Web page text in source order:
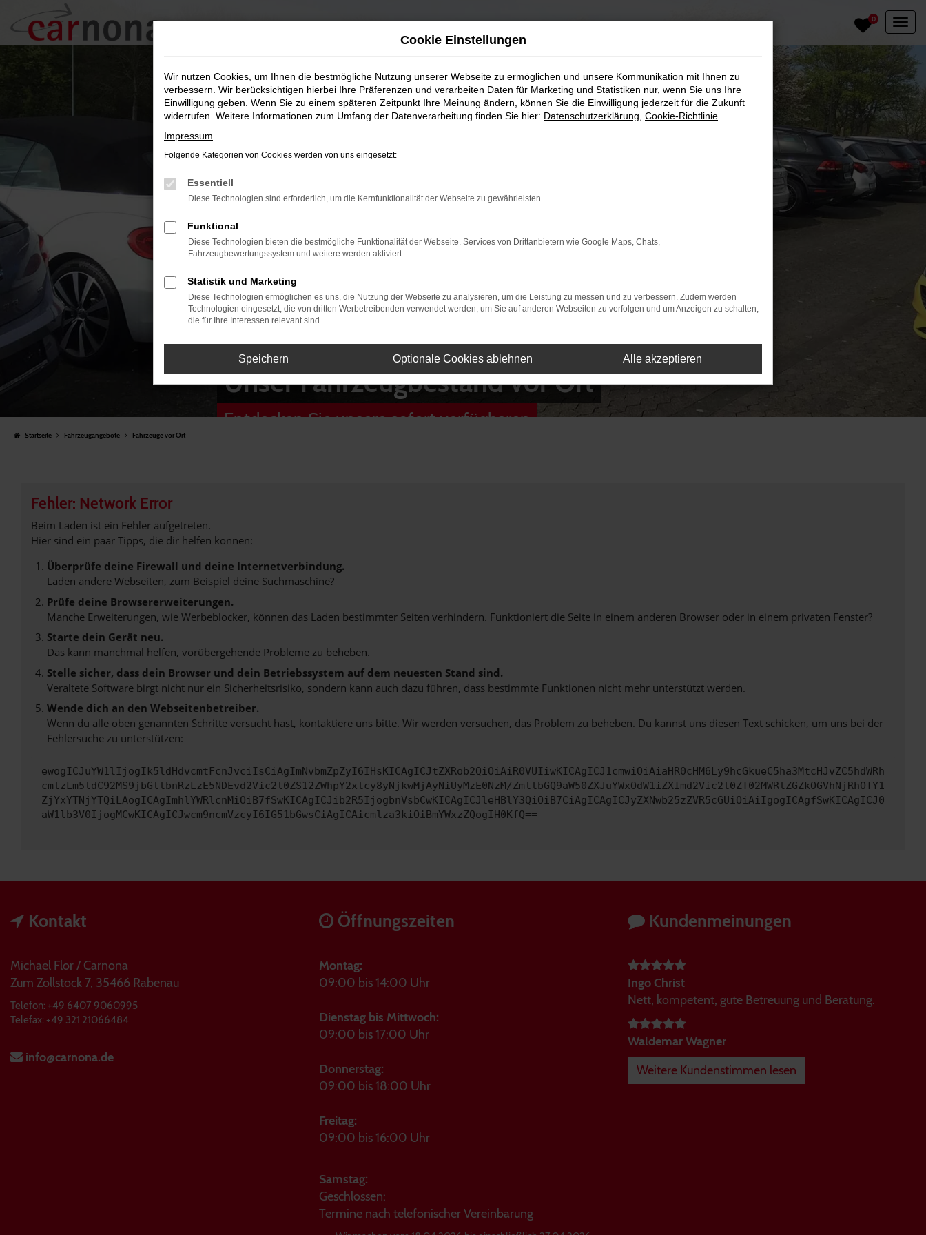
Zum
Hauptinhalt
springen
0
Unser Fahrzeugbestand vor Ort
Entdecken Sie unsere sofort verfügbaren
Startseite Fahrzeugangebote Fahrzeuge vor Ort
Fehler: Network Error
Beim Laden ist ein Fehler aufgetreten.
Hier sind ein paar Tipps, die dir helfen können:
Überprüfe deine Firewall und deine Internetverbindung.
Laden andere Webseiten, zum Beispiel deine Suchmaschine?
Prüfe deine Browsererweiterungen.
Manche Erweiterungen, wie Werbeblocker, können das Laden bestimmter Seiten verhindern. Funktioniert die Seite in einem anderen Browser oder in einem privaten Fenster?
Starte dein Gerät neu.
Das kann manchmal helfen, vorübergehende Probleme zu beheben.
Stelle sicher, dass dein Browser und dein Betriebssystem auf dem neuesten Stand sind.
Veraltete Software birgt nicht nur ein Sicherheitsrisiko, sondern kann auch dazu führen, dass bestimmte Funktionen nicht mehr unterstützt werden.
Wende dich an den Webseitenbetreiber.
Wenn du alle oben genannten Schritte versucht hast, kontaktiere uns bitte. Wir werden versuchen, das Problem zu beheben. Du kannst uns diesen Text schicken, um uns bei der
Fehlersuche zu unterstützen:
ewogICJuYW1lIjogIk5ldHdvcmtFcnJvciIsCiAgImNvbmZpZyI6IHsKICAgICJtZXRob2QiOiAiR0VUIiwKICAgICJ1cmwiOiAiaHR0cHM6Ly9hcGkueC5ha3MtcHJvZC5hdWRh
cmlzLm5ldC92MS9jbGllbnRzLzE5NDEvd2Vic2l0ZS12ZWhpY2xlcy8yNjkwMjAyNiUyMzE0NzM/ZmllbGQ9aW50ZXJuYWxOdW1iZXImd2Vic2l0ZT02MWRlZGZkOGVhNjRhOTY1
ZjYxYTNjYTQiLAogICAgImhlYWRlcnMiOiB7fSwKICAgICJib2R5IjogbnVsbCwKICAgICJleHBlY3QiOiB7CiAgICAgICJyZXNwb25zZVR5cGUiOiAiIgogICAgfSwKICAgICJ0
aW1lb3V0IjogMCwKICAgICJwcm9ncmVzcyI6IG51bGwsCiAgICAicmlza3kiOiBmYWxzZQogIH0KfQ==
Kontakt
Michael Flor / Carnona
Zum Zollstock 7, 35466 Rabenau
Telefon: +49 6407 9060995
Telefax: +49 321 21066484
info@carnona.de
Öffnungszeiten
Montag:
09:00 bis 14:00 Uhr
Dienstag bis Mittwoch:
09:00 bis 17:00 Uhr
Donnerstag:
09:00 bis 18:00 Uhr
Freitag:
09:00 bis 16:00 Uhr
Samstag:
Geschlossen:
Termine nach telefonischer Vereinbarung
Kundenmeinungen
Ingo Christ
Nett, kompetent, gute Betreuung und Beratung.
Waldemar Wagner
Weitere Kundenstimmen lesen
Cookie Einstellungen
Wir nutzen Cookies, um Ihnen die bestmögliche Nutzung unserer Webseite zu ermöglichen und unsere Kommunikation mit Ihnen zu
verbessern. Wir berücksichtigen hierbei Ihre Präferenzen und verarbeiten Daten für Marketing und Statistiken nur, wenn Sie uns Ihre
Einwilligung geben. Wenn Sie zu einem späteren Zeitpunkt Ihre Meinung ändern, können Sie die Einwilligung jederzeit für die Zukunft
widerrufen. Weitere Informationen zum Umfang der Datenverarbeitung finden Sie hier: Datenschutzerklärung Cookie-Richtlinie
Impressum
Folgende Kategorien von Cookies werden von uns eingesetzt:
Essentiell
Diese Technologien sind erforderlich, um die Kernfunktionalität der Webseite zu gewährleisten.
Funktional
Diese Technologien bieten die bestmögliche Funktionalität der Webseite. Services von Drittanbietern wie Google Maps, Chats,
Fahrzeugbewertungssystem und weitere werden aktiviert.
Statistik und Marketing
Diese Technologien ermöglichen es uns, die Nutzung der Webseite zu analysieren, um die Leistung zu messen und zu verbessern. Zudem werden
Technologien eingesetzt, die von dritten Werbetreibenden verwendet werden, um Sie auf anderen Webseiten zu verfolgen und um Anzeigen zu schalten,
die für Ihre Interessen relevant sind.
Speichern Optionale Cookies ablehnen Alle akzeptieren